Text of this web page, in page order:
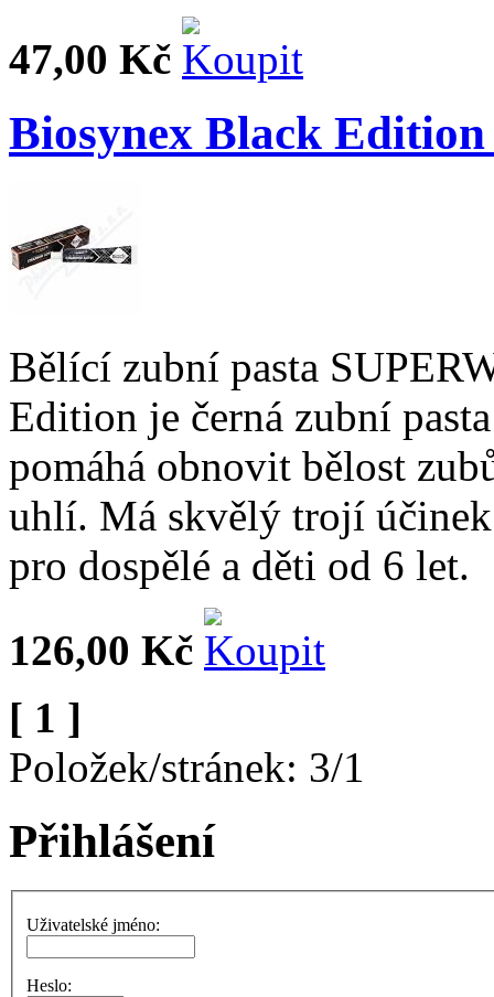
47,00 Kč
Biosynex Black
Bělící zubní pasta
Edition je černá zubní
pomáhá obnovit bělost
uhlí. Má skvělý trojí
pro dospělé a děti od 6 let.
126,00 Kč
[ 1 ]
Položek/stránek: 3/1
Přihlášení
Uživatelské jméno:
Heslo: